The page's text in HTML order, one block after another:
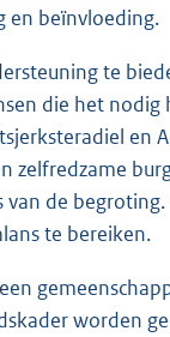
en beïnvloeding.
te
die het
en
zelfredzame
de
te bereiken.
worden